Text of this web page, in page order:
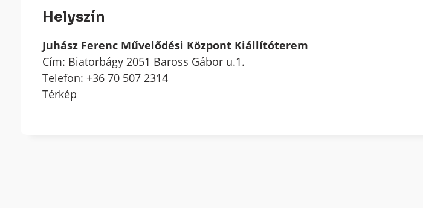
Helyszín
Juhász Ferenc Művelődési Központ Kiállítóterem
Cím: Biatorbágy 2051 Baross Gábor u.1.
Telefon: +36 70 507 2314
Térkép